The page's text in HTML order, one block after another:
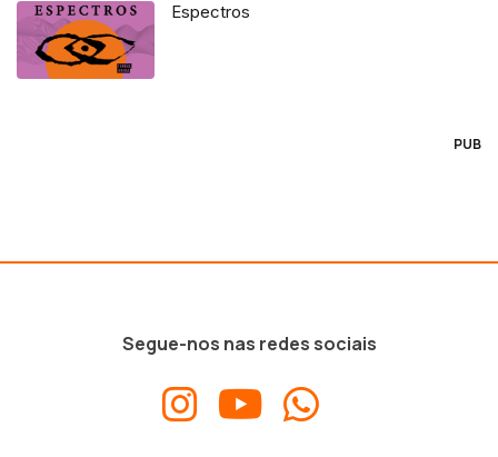
Espectros
PUB
Segue-nos nas redes sociais